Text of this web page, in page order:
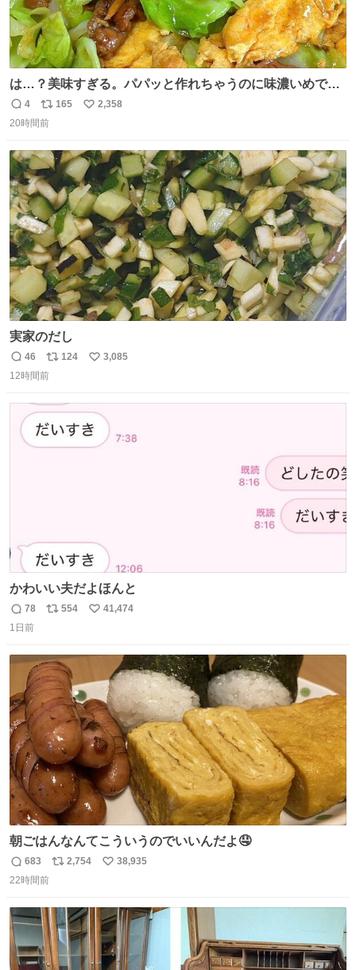
は…？美味すぎる。パパッと作れちゃうのに味濃いめで満
足感エグいの天才だろ🥹
返
信
4
リ
ポ
ト
数
165
い
数
2,358
20時間前
実家のだし
返
信
46
リ
ポ
ト
数
124
い
数
3,085
12時間前
かわいい夫だよほんと
返
信
78
リ
ト
数
554
い
41,474
1日前
朝ごはんなんてこういうのでいいんだよ🤤
返
信
683
リ
ト
数
2,754
い
数
38,935
22時間前